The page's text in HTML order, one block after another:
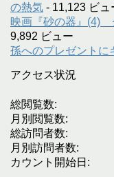
の熱気 - 11,123 ビュ
映画『砂の器』(4)
9,892 ビュー
孫へのプレゼントに
アクセス状況
総閲覧数:
月別閲覧数:
総訪問者数:
月別訪問者数:
カウント開始日: